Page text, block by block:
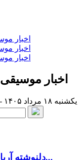
اخبار
یکشنبه ۱۸ مرداد ۱۴۰۵ - الأحد ۲۴ صفر ۱۴۴۸
دلنوشته آریا عظیمی‌نژاد برای...